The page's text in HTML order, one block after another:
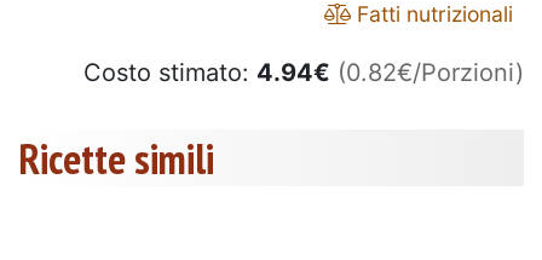
Fatti nutrizionali
Costo stimato: 4.94€ (0.82€/Porzioni)
Ricette simili